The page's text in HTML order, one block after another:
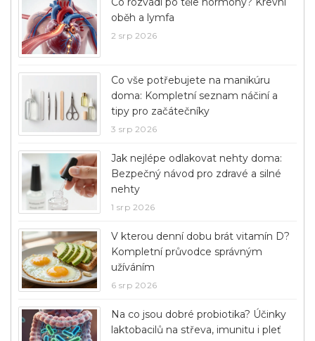
oběh a lymfa
2 srp 2026
Co vše potřebujete na manikúru
doma: Kompletní seznam náčiní a
tipy pro začátečníky
3 srp 2026
Jak nejlépe odlakovat nehty doma:
Bezpečný návod pro zdravé a silné
nehty
1 srp 2026
V kterou denní dobu brát vitamín D?
Kompletní průvodce správným
užíváním
6 srp 2026
Na co jsou dobré probiotika? Účinky
laktobacilů na střeva, imunitu i pleť